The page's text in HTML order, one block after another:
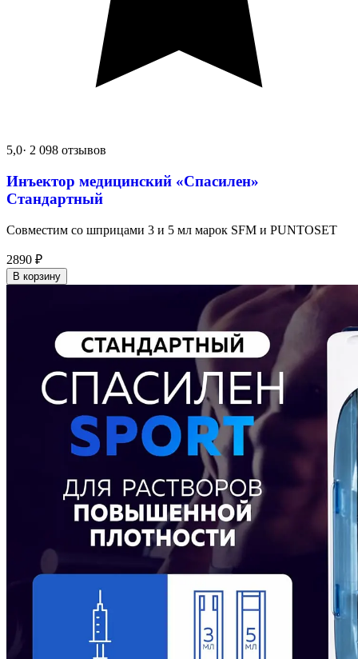
5,0· 2 098 отзывов
Инъектор медицинский «Спасилен»
Стандартный
Совместим со шприцами 3 и 5 мл марок SFM и PUNTOSET
2890 ₽
В корзину